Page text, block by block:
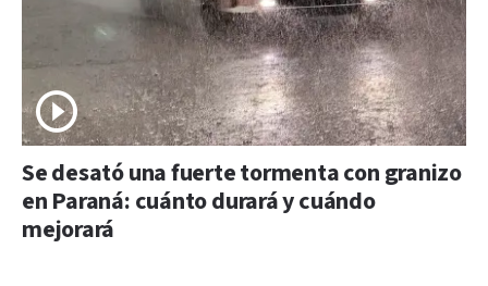
Se desató una fuerte tormenta con granizo
en Paraná: cuánto durará y cuándo
mejorará